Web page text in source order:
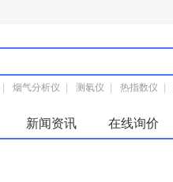
烟气分析仪 测氡仪 热指数仪
新闻资讯 在线询价